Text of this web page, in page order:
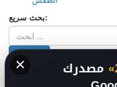
بحث سريع:
2026
× مصدرك